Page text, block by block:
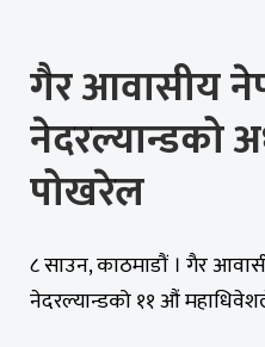
गैर आवासीय
नेदरल्यान्डको
पोखरेल
८ साउन, काठमाडौं । गैर
नेदरल्यान्डको ११ औं